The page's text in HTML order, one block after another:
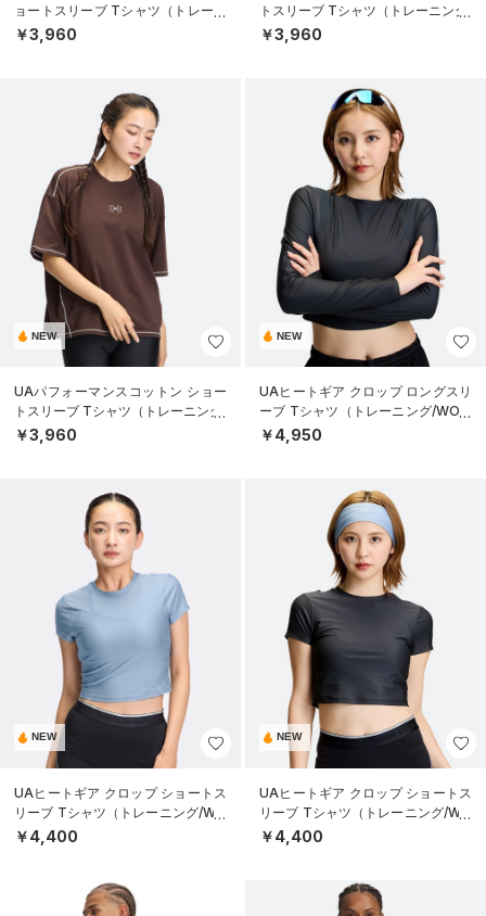
ョートスリーブ Tシャツ（トレーニ
ング/WOMEN）
￥3,960
トスリーブ Tシャツ（トレーニング/
WOMEN）
￥3,960
NEW
UAパフォーマンスコットン ショー
トスリーブ Tシャツ（トレーニング/
WOMEN）
￥3,960
NEW
UAヒートギア クロップ ロングスリ
ーブ Tシャツ（トレーニング/WOM
EN）
￥4,950
NEW
UAヒートギア クロップ ショートス
リーブ Tシャツ（トレーニング/WO
MEN）
￥4,400
NEW
UAヒートギア クロップ ショートス
リーブ Tシャツ（トレーニング/WO
MEN）
￥4,400